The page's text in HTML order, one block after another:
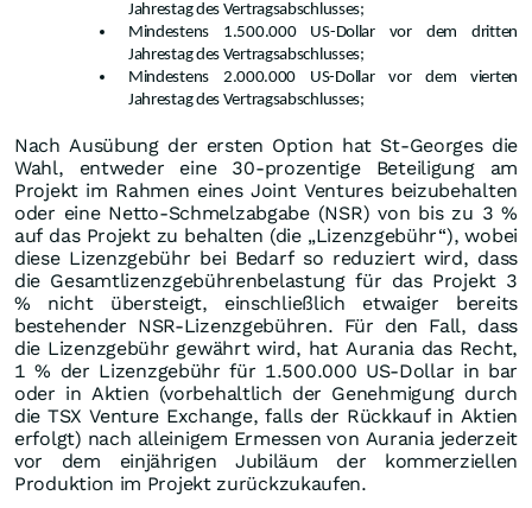
Jahrestag des Vertragsabschlusses;
Mindestens 1.500.000 US-Dollar vor dem dritten
Jahrestag des Vertragsabschlusses;
Mindestens 2.000.000 US-Dollar vor dem vierten
Jahrestag des Vertragsabschlusses;
Nach Ausübung der ersten Option hat St-Georges die
Wahl, entweder eine 30-prozentige Beteiligung am
Projekt im Rahmen eines Joint Ventures beizubehalten
oder eine Netto-Schmelzabgabe (NSR) von bis zu 3 %
auf das Projekt zu behalten (die „Lizenzgebühr“), wobei
diese Lizenzgebühr bei Bedarf so reduziert wird, dass
die Gesamtlizenzgebührenbelastung für das Projekt 3
% nicht übersteigt, einschließlich etwaiger bereits
bestehender NSR-Lizenzgebühren. Für den Fall, dass
die Lizenzgebühr gewährt wird, hat Aurania das Recht,
1 % der Lizenzgebühr für 1.500.000 US-Dollar in bar
oder in Aktien (vorbehaltlich der Genehmigung durch
die TSX Venture Exchange, falls der Rückkauf in Aktien
erfolgt) nach alleinigem Ermessen von Aurania jederzeit
vor dem einjährigen Jubiläum der kommerziellen
Produktion im Projekt zurückzukaufen.